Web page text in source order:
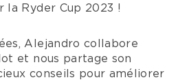
la Ryder Cup 2023 !
Alejandro collabore
et nous partage son
conseils pour améliorer